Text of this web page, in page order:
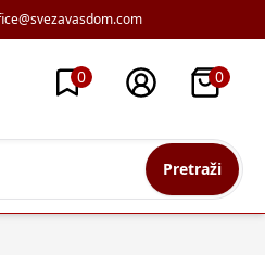
0 0
Pretraži